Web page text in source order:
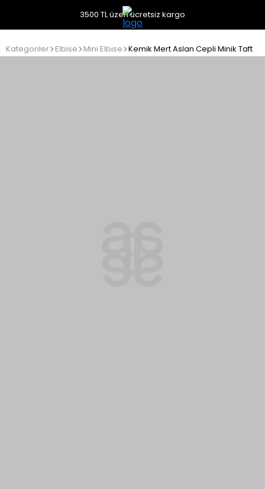
3500 TL üzeri ücretsiz kargo
Kategoriler Elbise Mini Elbise Kemik Mert Aslan Cepli Minik Tafta